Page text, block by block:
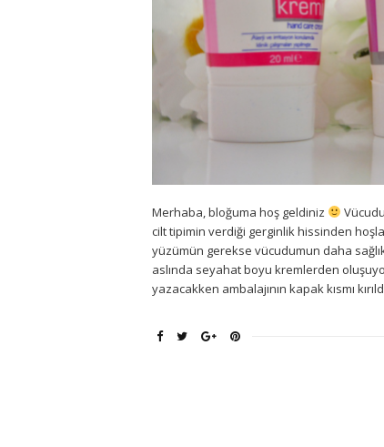
Merhaba, bloğuma hoş geldiniz
cilt tipimin verdiği gerginlik hissinden
yüzümün gerekse vücudumun daha
aslında seyahat boyu kremlerden
yazacakken ambalajının kapak kısmı